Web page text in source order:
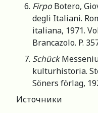
Firpo Botero,
degli Italiani.
italiana, 1971.
Brancazolo. P.
Schück
kulturhistoria.
Söners förlag,
Источники